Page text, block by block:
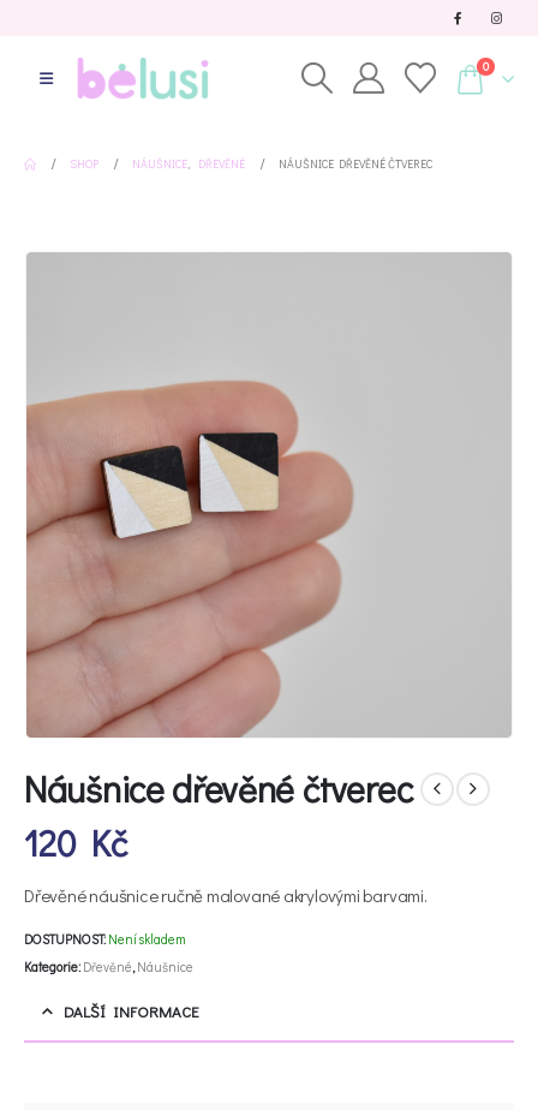
0
SHOP NÁUŠNICE, DŘEVĚNÉ NÁUŠNICE DŘEVĚNÉ ČTVEREC
Náušnice dřevěné čtverec
120 Kč
Dřevěné náušnice ručně malované akrylovými barvami.
DOSTUPNOST: Není skladem
Kategorie:Dřevěné,Náušnice
DALŠÍ INFORMACE